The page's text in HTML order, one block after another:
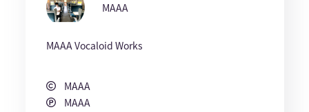
MAAA
MAAA Vocaloid Works
MAAA
MAAA